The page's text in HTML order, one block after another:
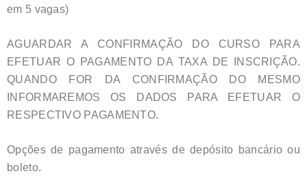
em 5 vagas)
AGUARDAR A CONFIRMAÇÃO DO CURSO PARA
EFETUAR O PAGAMENTO DA TAXA DE INSCRIÇÃO.
QUANDO FOR DA CONFIRMAÇÃO DO MESMO
INFORMAREMOS OS DADOS PARA EFETUAR O
RESPECTIVO PAGAMENTO.
Opções de pagamento através de depósito bancário ou
boleto.